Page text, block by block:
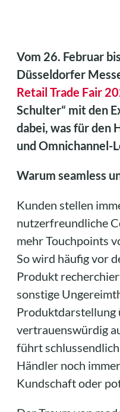
Vom 26. Februar
Düsseldorfer
Retail Trade Fair
Schulter“ mit den
dabei, was für den
und Omnichannel-
Warum seamless
Kunden stellen
nutzerfreundliche
mehr Touchpoints
So wird häufig vor
Produkt
sonstige
Produktdarstellung
vertrauenswürdig
führt
Händler noch
Kundschaft oder